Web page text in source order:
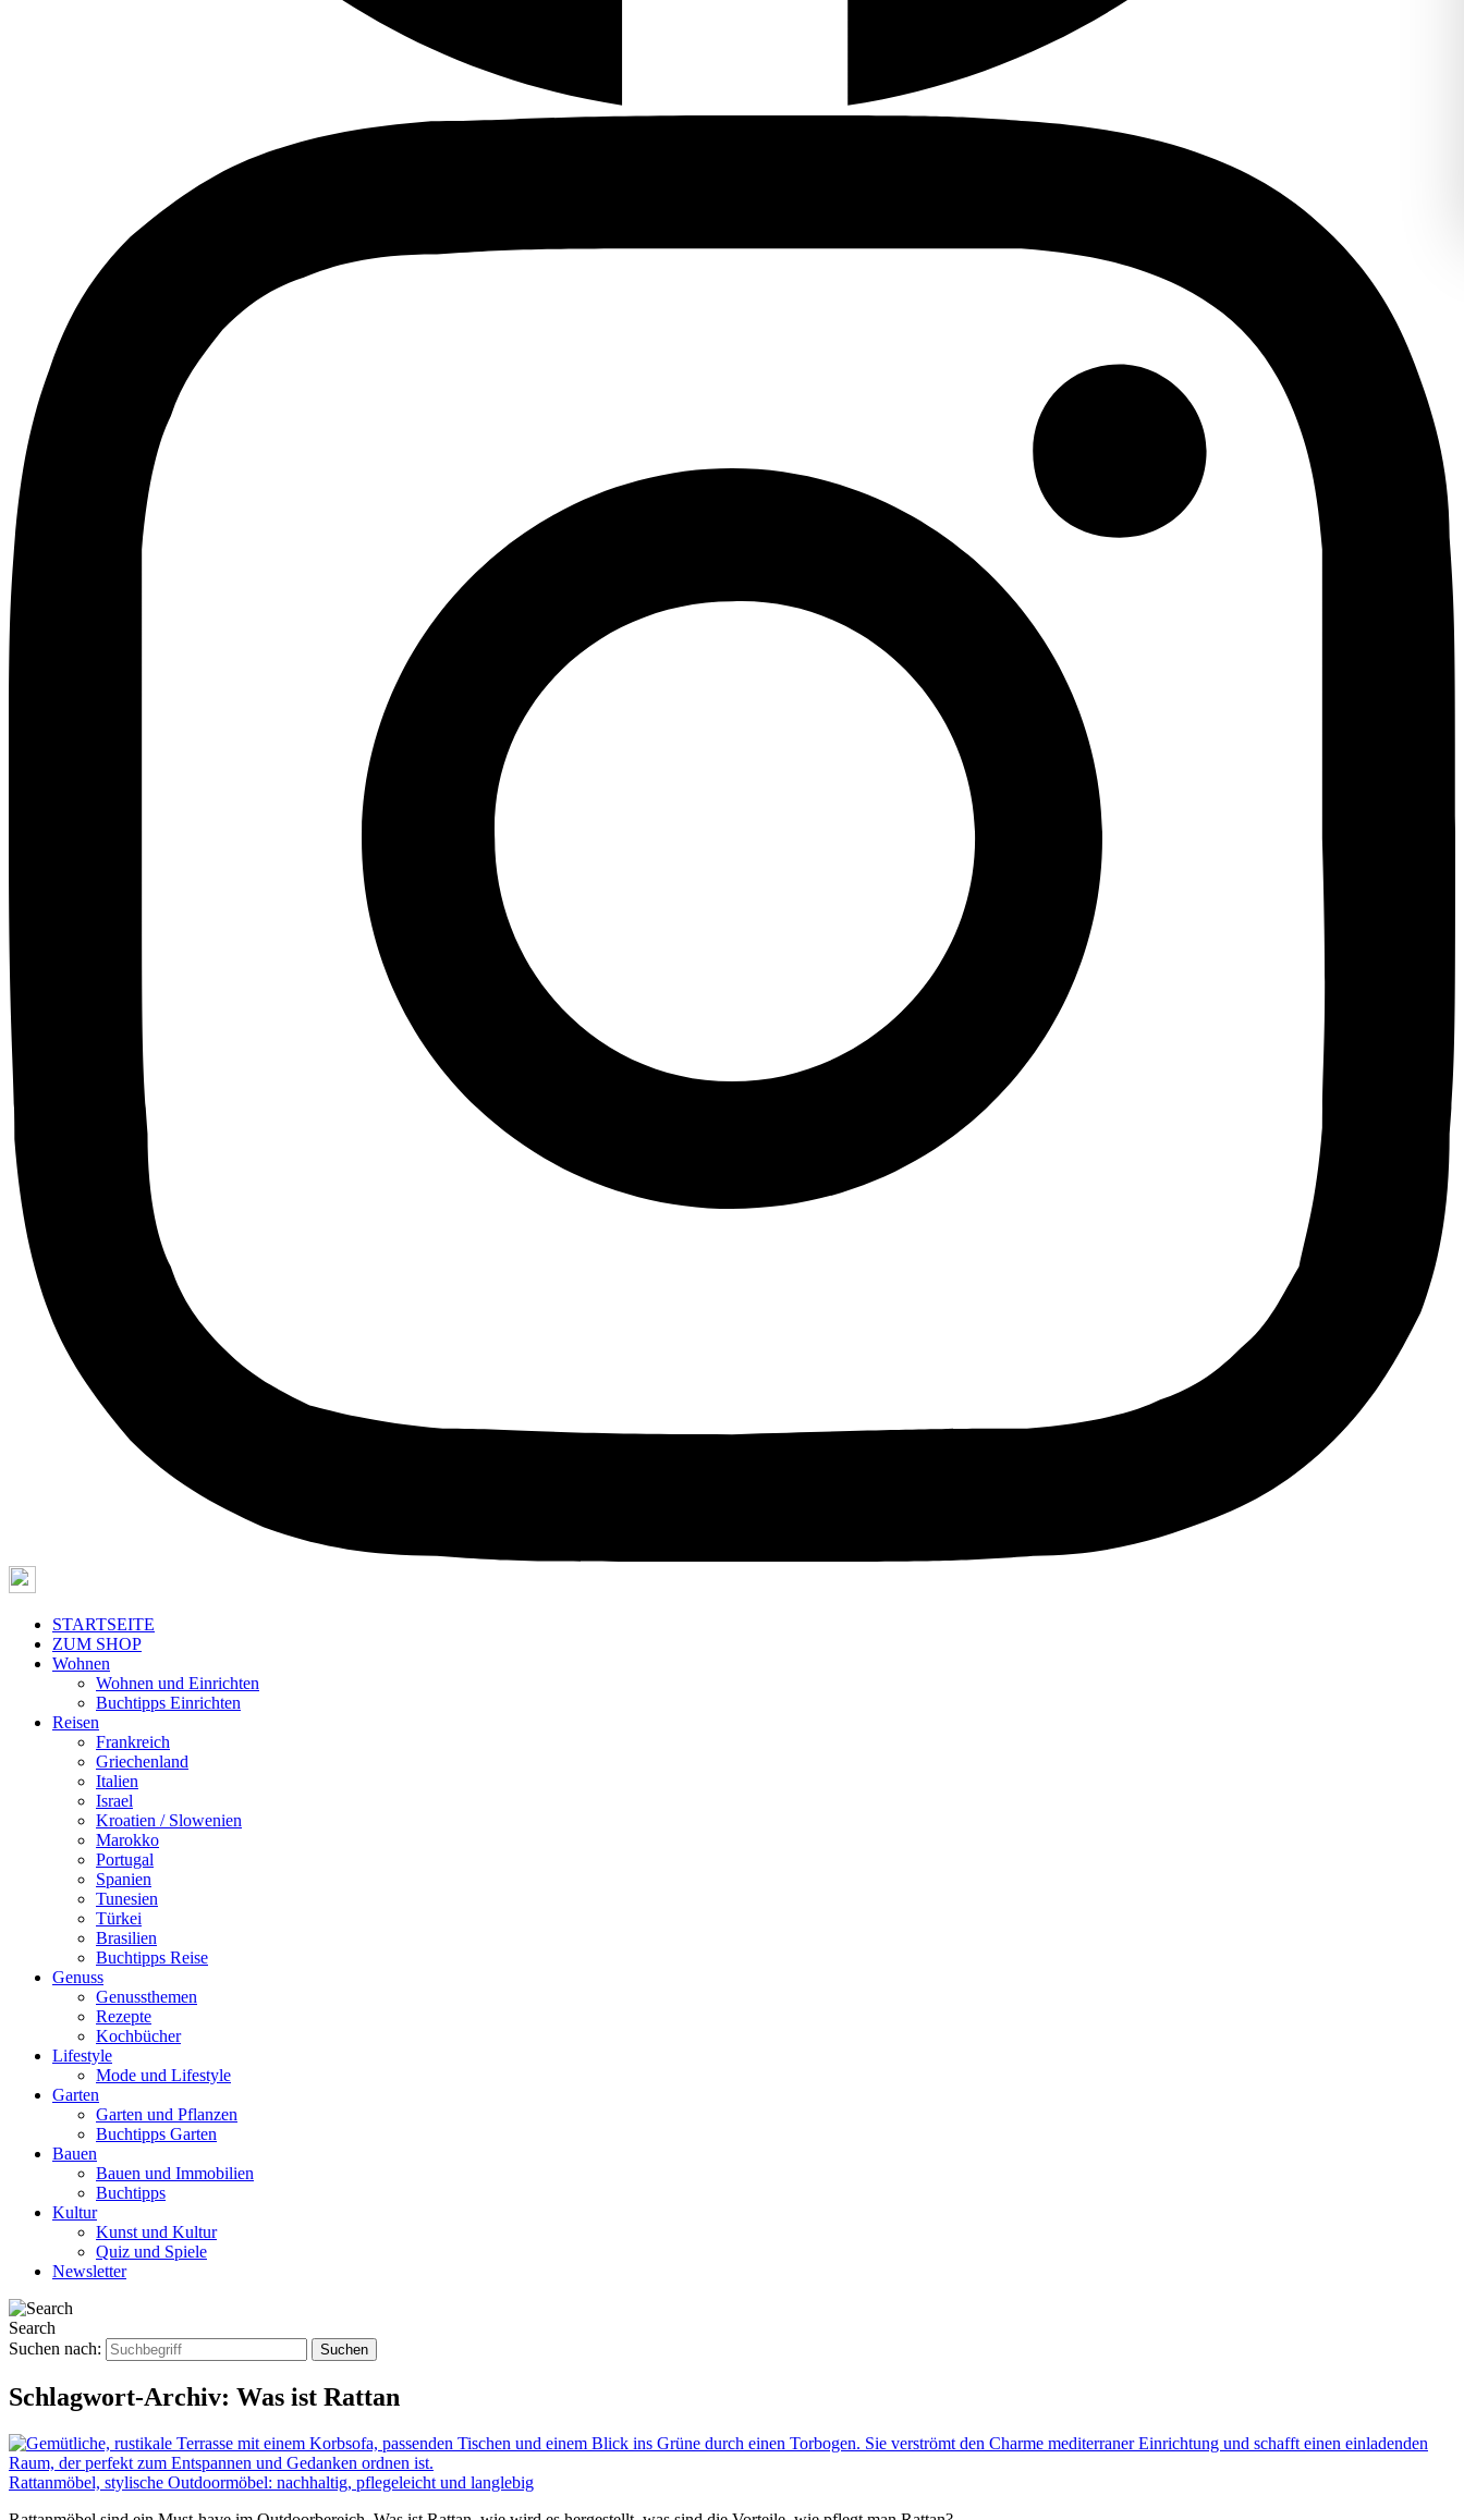
STARTSEITE
ZUM SHOP
Wohnen
Wohnen und Einrichten
Buchtipps Einrichten
Reisen
Frankreich
Griechenland
Italien
Israel
Kroatien / Slowenien
Marokko
Portugal
Spanien
Tunesien
Türkei
Brasilien
Buchtipps Reise
Genuss
Genussthemen
Rezepte
Kochbücher
Lifestyle
Mode und Lifestyle
Garten
Garten und Pflanzen
Buchtipps Garten
Bauen
Bauen und Immobilien
Buchtipps
Kultur
Kunst und Kultur
Quiz und Spiele
Newsletter
Search
Suchen nach:
Schlagwort-Archiv: Was ist Rattan
Rattanmöbel, stylische Outdoormöbel: nachhaltig, pflegeleicht und langlebig